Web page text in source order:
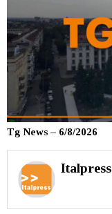
Tg News – 6/8/2026
Italpress